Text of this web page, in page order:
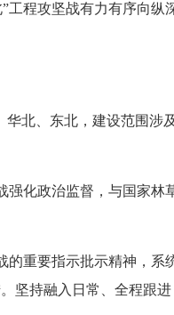
程攻坚战有力有序向纵
北、东北，建设范围涉
化政治监督，与国家林
重要指示批示精神，系
坚持融入日常、全程跟进